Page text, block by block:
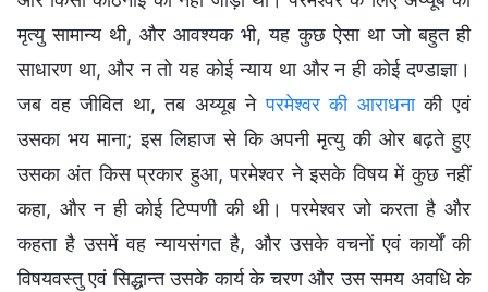
मृत्यु सामान्य थी, और आवश्यक भी, यह कुछ ऐसा था जो बहुत ही
साधारण था, और न तो यह कोई न्याय था और न ही कोई दण्डाज्ञा।
जब वह जीवित था, तब अय्यूब नेपरमेश्वर की आराधनाकी एवं
उसका भय माना; इस लिहाज से कि अपनी मृत्यु की ओर बढ़ते हुए
उसका अंत किस प्रकार हुआ, परमेश्वर ने इसके विषय में कुछ नहीं
कहा, और न ही कोई टिप्पणी की थी। परमेश्वर जो करता है और
कहता है उसमें वह न्यायसंगत है, और उसके वचनों एवं कार्यों की
विषयवस्तु एवं सिद्धान्त उसके कार्य के चरण और उस समय अवधि के